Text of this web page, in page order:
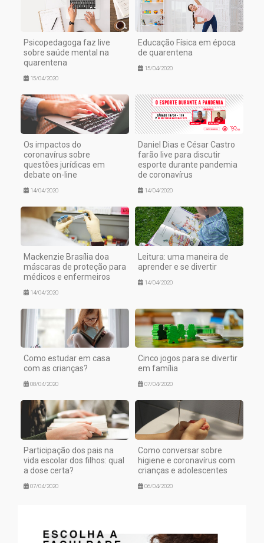
Psicopedagoga faz live
sobre saúde mental na
quarentena
15/04/2020
Educação Física em época
de quarentena
15/04/2020
Os impactos do
coronavírus sobre
questões jurídicas em
debate on-line
14/04/2020
Daniel Dias e César Castro
farão live para discutir
esporte durante pandemia
de coronavírus
14/04/2020
Mackenzie Brasília doa
máscaras de proteção para
médicos e enfermeiros
14/04/2020
Leitura: uma maneira de
aprender e se divertir
14/04/2020
Como estudar em casa
com as crianças?
08/04/2020
Cinco jogos para se divertir
em família
07/04/2020
Participação dos pais na
vida escolar dos filhos: qual
a dose certa?
07/04/2020
Como conversar sobre
higiene e coronavírus com
crianças e adolescentes
06/04/2020